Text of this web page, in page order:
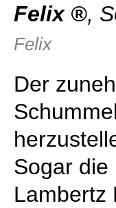
Felix ,
Felix
Der
Sogar die
Lambertz